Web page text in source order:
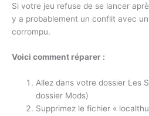
Si votre jeu refuse de se lancer
y a probablement un conflit avec
corrompu.
Voici comment réparer :
Allez dans votre dossier Les
dossier Mods)
Supprimez le fichier «